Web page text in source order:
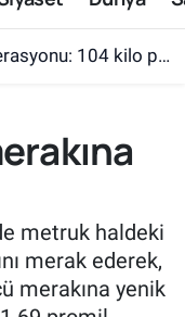
kilo pregabalin ele geçirildi
metruk haldeki
merak ederek,
merakına yenik